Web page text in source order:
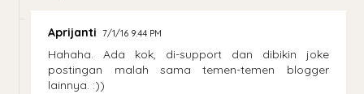
Aprijanti 7/1/16 9:44 PM
Hahaha. Ada kok, di-support dan dibikin joke
postingan malah sama temen-temen blogger
lainnya. :))